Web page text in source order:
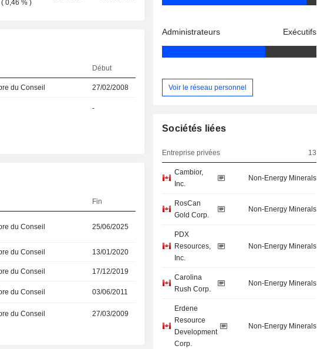
(0,46 % )
Début
du Conseil 27/02/2008
-
Fin
du Conseil 25/06/2025
du Conseil 13/01/2020
du Conseil 17/12/2019
du Conseil 03/06/2011
du Conseil
27/03/2009
Administrateurs Exécutifs
Voir le réseau personnel
Sociétés liées
Entreprise privées 13
Cambior,
Inc.
Non-Energy Minerals
RosCan
Gold Corp.
Non-Energy Minerals
PDX
Resources,
Inc.
Non-Energy Minerals
Carolina
Rush Corp.
Non-Energy Minerals
Erdene
Resource
Development
Corp.
Non-Energy Minerals